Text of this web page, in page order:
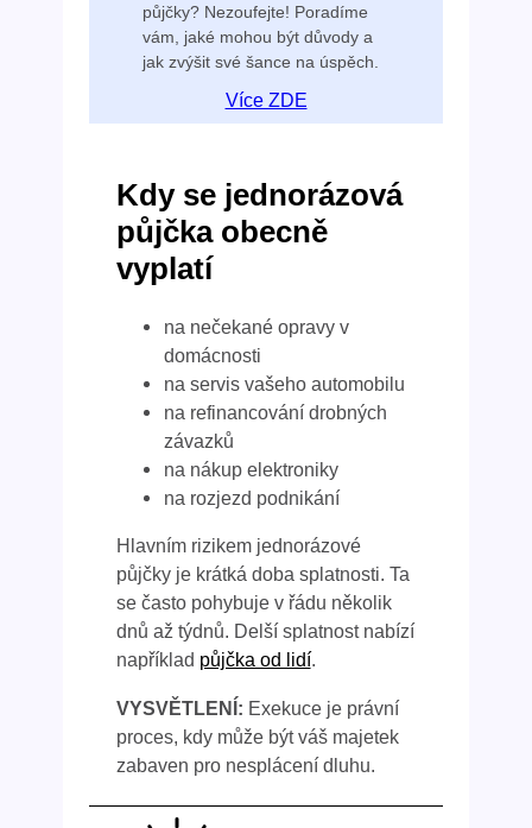
půjčky? Nezoufejte! Poradíme
vám, jaké mohou být důvody a
jak zvýšit své šance na úspěch.
Více ZDE
Kdy se jednorázová
půjčka obecně
vyplatí
na nečekané opravy v
domácnosti
na servis vašeho automobilu
na refinancování drobných
závazků
na nákup elektroniky
na rozjezd podnikání
Hlavním rizikem jednorázové
půjčky je krátká doba splatnosti. Ta
se často pohybuje v řádu několik
dnů až týdnů. Delší splatnost nabízí
například půjčka od lidí.
VYSVĚTLENÍ: Exekuce je právní
proces, kdy může být váš majetek
zabaven pro nesplácení dluhu.